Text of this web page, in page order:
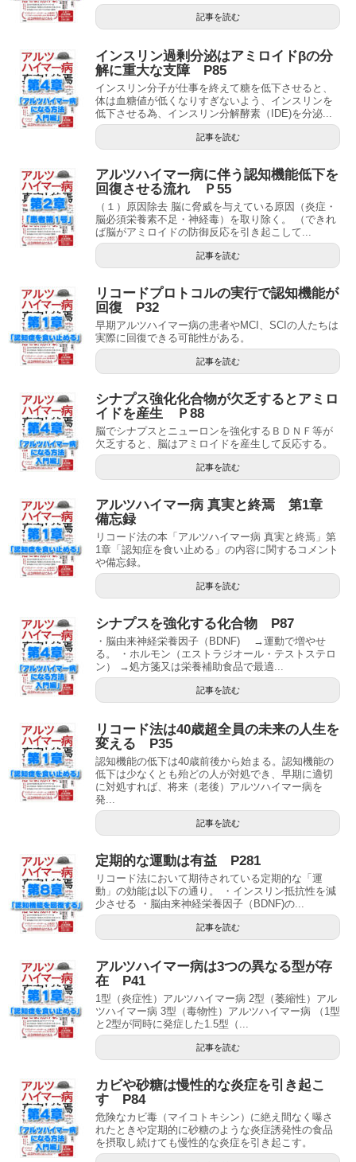
記事を読む
インスリン過剰分泌はアミロイドβの分
解に重大な支障 P85
インスリン分子が仕事を終えて糖を低下させると、
体は血糖値が低くなりすぎないよう、インスリンを
低下させる為、インスリン分解酵素（IDE)を分泌...
記事を読む
アルツハイマー病に伴う認知機能低下を
回復させる流れ Ｐ55
（１）原因除去 脳に脅威を与えている原因（炎症・
脳必須栄養素不足・神経毒）を取り除く。 （できれ
ば脳がアミロイドの防御反応を引き起こして...
記事を読む
リコードプロトコルの実行で認知機能が
回復 P32
早期アルツハイマー病の患者やMCI、SCIの人たちは
実際に回復できる可能性がある。
記事を読む
シナプス強化化合物が欠乏するとアミロ
イドを産生 Ｐ88
脳でシナプスとニューロンを強化するＢＤＮＦ等が
欠乏すると、脳はアミロイドを産生して反応する。
記事を読む
アルツハイマー病 真実と終焉 第1章
備忘録
リコード法の本「アルツハイマー病 真実と終焉」第
1章「認知症を食い止める」の内容に関するコメント
や備忘録。
記事を読む
シナプスを強化する化合物 P87
・脳由来神経栄養因子（BDNF) →運動で増やせ
る。 ・ホルモン（エストラジオール・テストステロ
ン） →処方箋又は栄養補助食品で最適...
記事を読む
リコード法は40歳超全員の未来の人生を
変える P35
認知機能の低下は40歳前後から始まる。認知機能の
低下は少なくとも殆どの人が対処でき、早期に適切
に対処すれば、将来（老後）アルツハイマー病を
発...
記事を読む
定期的な運動は有益 P281
リコード法において期待されている定期的な「運
動」の効能は以下の通り。 ・インスリン抵抗性を減
少させる ・脳由来神経栄養因子（BDNF)の...
記事を読む
アルツハイマー病は3つの異なる型が存
在 P41
1型（炎症性）アルツハイマー病 2型（萎縮性）アル
ツハイマー病 3型（毒物性）アルツハイマー病 （1型
と2型が同時に発症した1.5型（...
記事を読む
カビや砂糖は慢性的な炎症を引き起こ
す P84
危険なカビ毒（マイコトキシン）に絶え間なく曝さ
れたときや定期的に砂糖のような炎症誘発性の食品
を摂取し続けても慢性的な炎症を引き起こす。